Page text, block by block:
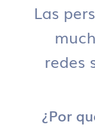
Las
redes
¿Por